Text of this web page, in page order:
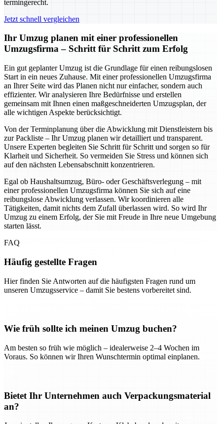
termingerecht.
Jetzt schnell vergleichen
Ihr Umzug planen mit einer professionellen
Umzugsfirma – Schritt für Schritt zum Erfolg
Ein gut geplanter Umzug ist die Grundlage für einen reibungslosen
Start in ein neues Zuhause. Mit einer professionellen Umzugsfirma
an Ihrer Seite wird das Planen nicht nur einfacher, sondern auch
effizienter. Wir analysieren Ihre Bedürfnisse und erstellen
gemeinsam mit Ihnen einen maßgeschneiderten Umzugsplan, der
alle wichtigen Aspekte berücksichtigt.
Von der Terminplanung über die Abwicklung mit Dienstleistern bis
zur Packliste – Ihr Umzug planen wir detailliert und transparent.
Unsere Experten begleiten Sie Schritt für Schritt und sorgen so für
Klarheit und Sicherheit. So vermeiden Sie Stress und können sich
auf den nächsten Lebensabschnitt konzentrieren.
Egal ob Haushaltsumzug, Büro- oder Geschäftsverlegung – mit
einer professionellen Umzugsfirma können Sie sich auf eine
reibungslose Abwicklung verlassen. Wir koordinieren alle
Tätigkeiten, damit nichts dem Zufall überlassen wird. So wird Ihr
Umzug zu einem Erfolg, der Sie mit Freude in Ihre neue Umgebung
starten lässt.
FAQ
Häufig gestellte Fragen
Hier finden Sie Antworten auf die häufigsten Fragen rund um
unseren Umzugsservice – damit Sie bestens vorbereitet sind.
Wie früh sollte ich meinen Umzug buchen?
Am besten so früh wie möglich – idealerweise 2–4 Wochen im
Voraus. So können wir Ihren Wunschtermin optimal einplanen.
Bietet Ihr Unternehmen auch Verpackungsmaterial
an?